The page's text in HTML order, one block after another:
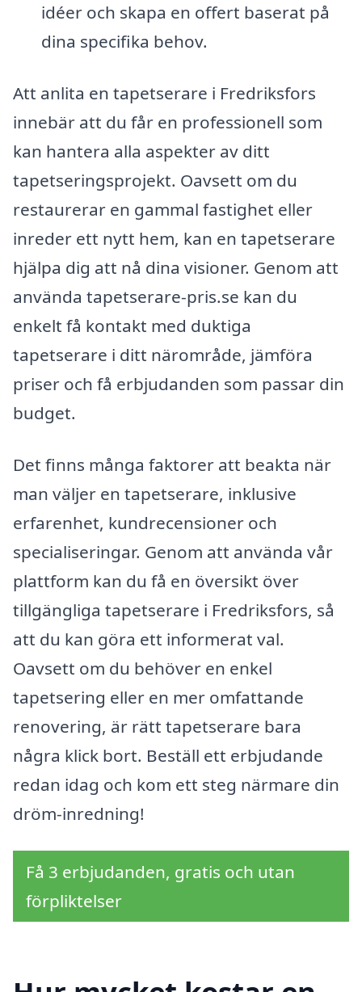
idéer och skapa en offert baserat på
dina specifika behov.
Att anlita en tapetserare i Fredriksfors
innebär att du får en professionell som
kan hantera alla aspekter av ditt
tapetseringsprojekt. Oavsett om du
restaurerar en gammal fastighet eller
inreder ett nytt hem, kan en tapetserare
hjälpa dig att nå dina visioner. Genom att
använda tapetserare-pris.se kan du
enkelt få kontakt med duktiga
tapetserare i ditt närområde, jämföra
priser och få erbjudanden som passar din
budget.
Det finns många faktorer att beakta när
man väljer en tapetserare, inklusive
erfarenhet, kundrecensioner och
specialiseringar. Genom att använda vår
plattform kan du få en översikt över
tillgängliga tapetserare i Fredriksfors, så
att du kan göra ett informerat val.
Oavsett om du behöver en enkel
tapetsering eller en mer omfattande
renovering, är rätt tapetserare bara
några klick bort. Beställ ett erbjudande
redan idag och kom ett steg närmare din
dröm-inredning!
Få 3 erbjudanden, gratis och utan
förpliktelser